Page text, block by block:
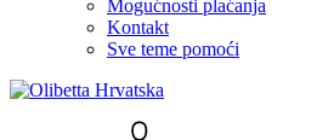
Mogućnosti plaćanja
Kontakt
Sve teme pomoći